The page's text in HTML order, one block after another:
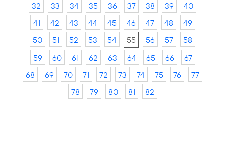
32
33 34 35 36 37 38 39
40
41
42 43 44 45 46 47 48
49
50
51 52 53 54 55 56 57
58
59
60 61 62 63 64 65 66
67
68
69 70 71 72 73 74 75 76
77
78
79 80 81 82